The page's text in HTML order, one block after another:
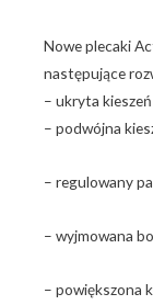
Nowe plecaki
następujące
– ukryta
– podwójna
– regulowany
– wyjmowana
– powiększona